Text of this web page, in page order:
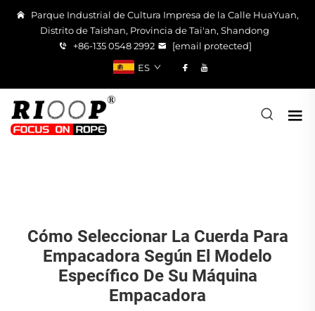
Parque Industrial de Cultura Impresa de la Calle HuaYuan,
Distrito de Taishan, Provincia de Tai'an, Shandong
+86-135 0548 2992
[email protected]
ES
Cómo Seleccionar La Cuerda Para
Empacadora Según El Modelo
Específico De Su Máquina
Empacadora